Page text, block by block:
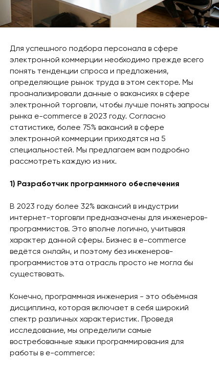
Для успешного подбора персонала в сфере
электронной коммерции необходимо прежде всего
понять тенденции спроса и предложения,
определяющие рынок труда в этом секторе. Мы
проанализировали данные о вакансиях в сфере
электронной торговли, чтобы лучше понять запросы
рынка e-commerce в 2023 году. Согласно
статистике, более 75% вакансий в сфере
электронной коммерции приходятся на 5
специальностей. Мы предлагаем вам подробно
рассмотреть каждую из них.
1) Разработчик программного обеспечения
В 2023 году более 32% вакансий в индустрии
интернет-торговли предназначены для инженеров-
программистов. Это вполне логично, учитывая
характер данной сферы. Бизнес в e-commerce
ведётся онлайн, и поэтому без инженеров-
программистов эта отрасль просто не могла бы
существовать.
Конечно, программная инженерия - это объёмная
дисциплина, которая включает в себя широкий
спектр различных характеристик. Проведя
исследование, мы определили самые
востребованные языки программирования для
работы в e-commerce: